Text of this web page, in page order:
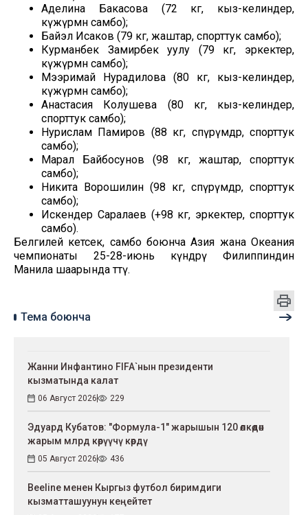
Аделина Бакасова (72 кг, кыз-келиндер,
күжүрмөн самбо);
Байэл Исаков (79 кг, жаштар, спорттук самбо);
Курманбек Замирбек уулу (79 кг, эркектер,
күжүрмөн самбо);
Мээримай Нурадилова (80 кг, кыз-келиндер,
күжүрмөн самбо);
Анастасия Колушева (80 кг, кыз-келиндер,
спорттук самбо);
Нурислам Памиров (88 кг, өспүрүмдөр, спорттук
самбо);
Марал Байбосунов (98 кг, жаштар, спорттук
самбо);
Никита Ворошилин (98 кг, өспүрүмдөр, спорттук
самбо);
Искендер Саралаев (+98 кг, эркектер, спорттук
самбо).
Белгилей кетсек, самбо боюнча Азия жана Океания
чемпионаты 25-28-июнь күндөрү Филиппиндин
Манила шаарында өттү.
Тема боюнча
Жанни Инфантино FIFA`нын президенти
кызматында калат
06 Август 2026 229
Эдуард Кубатов: "Формула-1" жарышын 120 өлкөдөн
жарым млрд көрүүчү көрдү
05 Август 2026 436
Beeline менен Кыргыз футбол биримдиги
кызматташуунун кеңейтет